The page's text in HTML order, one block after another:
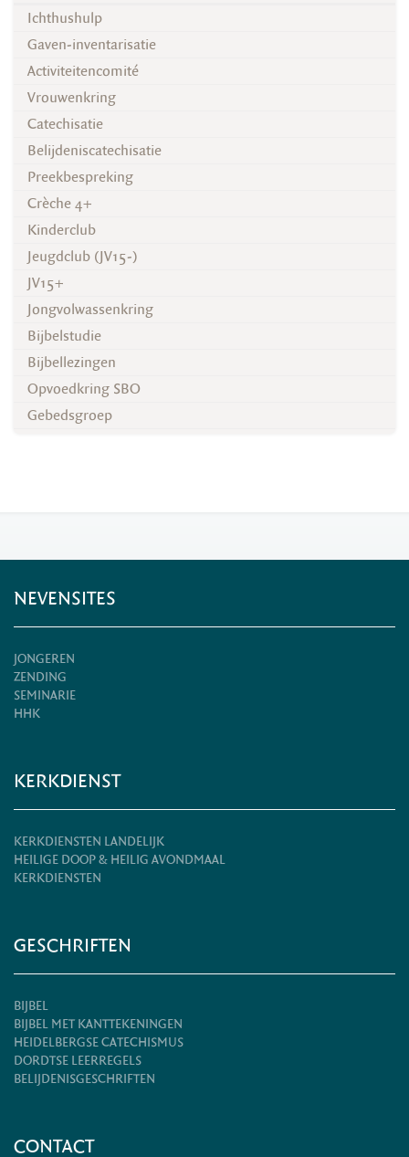
Ichthushulp
Gaven-inventarisatie
Activiteitencomité
Vrouwenkring
Catechisatie
Belijdeniscatechisatie
Preekbespreking
Crèche 4+
Kinderclub
Jeugdclub (JV15-)
JV15+
Jongvolwassenkring
Bijbelstudie
Bijbellezingen
Opvoedkring SBO
Gebedsgroep
NEVENSITES
JONGEREN
ZENDING
SEMINARIE
HHK
KERKDIENST
KERKDIENSTEN LANDELIJK
HEILIGE DOOP & HEILIG AVONDMAAL
KERKDIENSTEN
GESCHRIFTEN
BIJBEL
BIJBEL MET KANTTEKENINGEN
HEIDELBERGSE CATECHISMUS
DORDTSE LEERREGELS
BELIJDENISGESCHRIFTEN
CONTACT